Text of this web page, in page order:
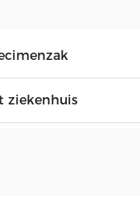
ziekenhuis